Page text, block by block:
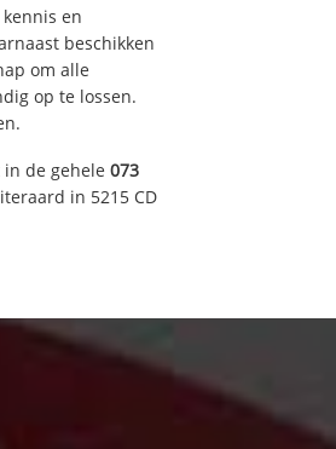
en
beschikken
om alle
op te lossen.
de gehele 073
in 5215 CD